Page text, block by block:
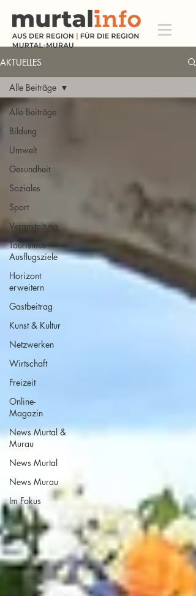
AKTUELLES
Alle Beiträge
Bildung
Umwelt
Gesundheit
Soziales
Sport
Veranstaltung
Tourismus
Ausflugsziele
Horizont
erweitern
Gastbeitrag
Kunst & Kultur
Netzwerken
Wirtschaft
Freizeit
Online-
Magazin
News Murtal &
Murau
News Murtal
News Murau
Im Fokus
Alle Beiträge